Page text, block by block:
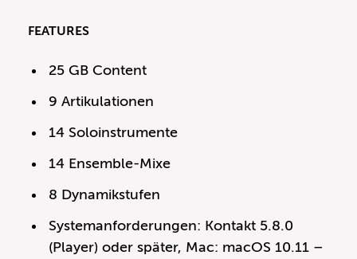
FEATURES
25 GB Content
9 Artikulationen
14 Soloinstrumente
14 Ensemble-Mixe
8 Dynamikstufen
Systemanforderungen: Kontakt 5.8.0
(Player) oder später, Mac: macOS 10.11 –